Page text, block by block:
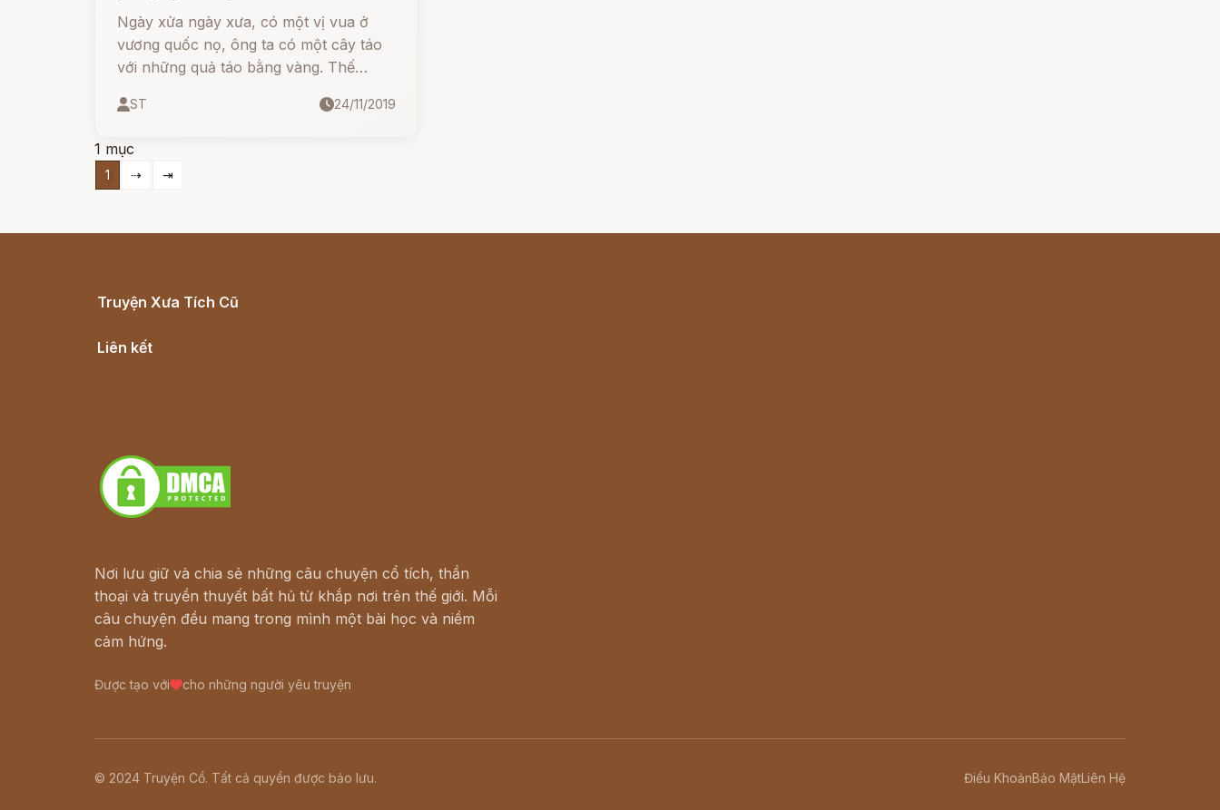
Ngày xửa ngày xưa, có một vị vua ở
vương quốc nọ, ông ta có một cây táo
với những quả táo bằng vàng. Thế
táo vàng bị đánh cắp.
ST 24/11/2019
1 mục
1 ⇢ ⇥
Truyện Xưa Tích Cũ
Liên kết
Nơi lưu giữ và chia sẻ những câu chuyện cổ tích, thần
thoại và truyền thuyết bất hủ từ khắp nơi trên thế giới. Mỗi
câu chuyện đều mang trong mình một bài học và niềm
cảm hứng.
Được tạo với cho những người yêu truyện
© 2024 Truyện Cổ. Tất cả quyền được bảo lưu. Điều KhoảnBảo MậtLiên Hệ